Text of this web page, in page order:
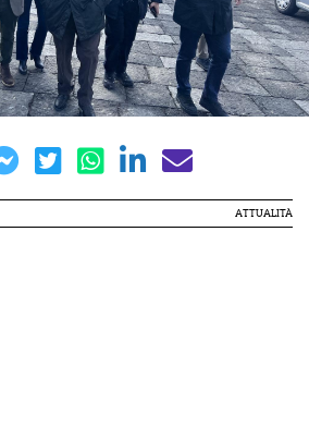
ATTUALITÀ